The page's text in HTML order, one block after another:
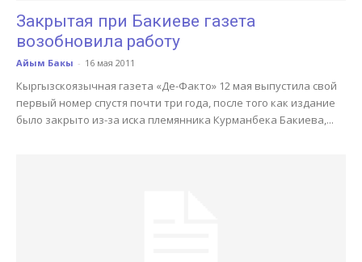
Закрытая при Бакиеве газета
возобновила работу
Айым Бакы - 16 мая 2011
Кыргызскоязычная газета «Де-Факто» 12 мая выпустила свой
первый номер спустя почти три года, после того как издание
было закрыто из-за иска племянника Курманбека Бакиева,...